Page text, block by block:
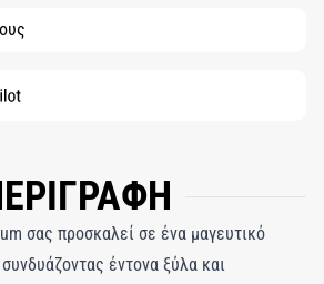
σας προσκαλεί σε ένα μαγευτικό
έντονα ξύλα και